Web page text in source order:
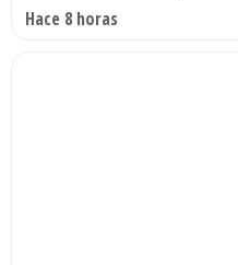
Hace 8 horas